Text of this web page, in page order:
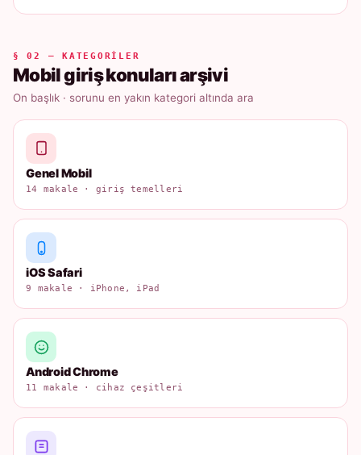
§ 02 — KATEGORILER
Mobil giriş konuları arşivi
On başlık · sorunu en yakın kategori altında ara
Genel Mobil
14 makale · giriş temelleri
iOS Safari
9 makale · iPhone, iPad
Android Chrome
11 makale · cihaz çeşitleri